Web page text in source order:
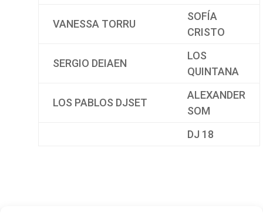
VANESSA TORRU
SOFÍA
CRISTO
SERGIO DEIAEN
LOS
QUINTANA
LOS PABLOS DJSET
ALEXANDER
SOM
DJ 18